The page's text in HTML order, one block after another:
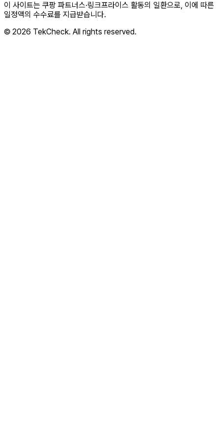
이 사이트는 쿠팡 파트너스·링크프라이스 활동의 일환으로, 이에 따른
일정액의 수수료를 지급받습니다.
© 2026 TekCheck. All rights reserved.